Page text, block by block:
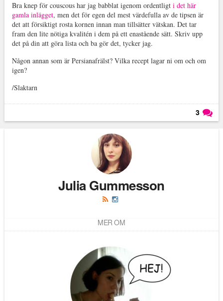
Bra knep för couscous har jag babblat igenom ordentligt i det här
gamla inlägget, men det för egen del mest värdefulla av de tipsen är
det att försiktigt rosta kornen innan man tillsätter vätskan. Det tar
fram den lite nötiga kvalitén i dem på ett enastående sätt. Skriv upp
det på din att göra lista och ba gör det, tycker jag.
Någon annan som är Persianafrälst? Vilka recept lagar ni om och om
igen?
/Slaktarn
3
Julia Gummesson
MER OM